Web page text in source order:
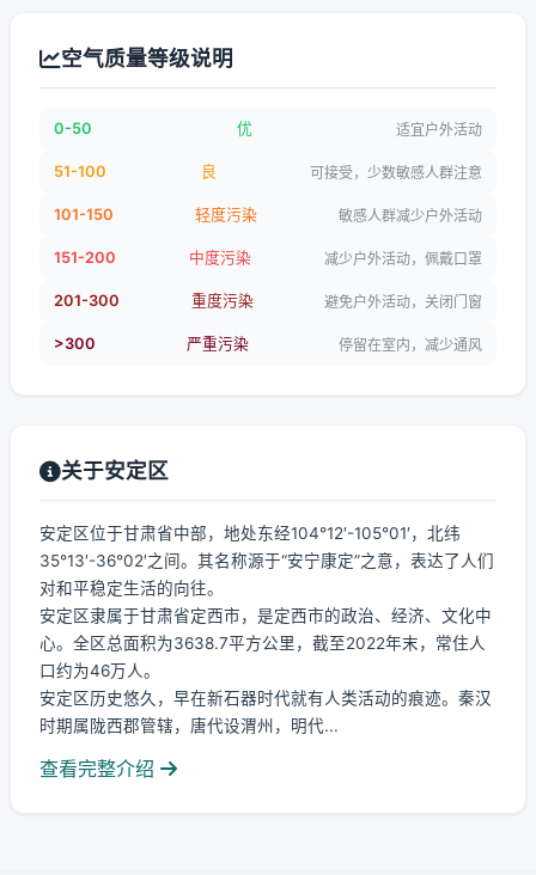
空气质量等级说明
0-50 优 适宜户外活动
51-100 良 可接受，少数敏感人群注意
101-150 轻度污染 敏感人群减少户外活动
151-200 中度污染 减少户外活动，佩戴口罩
201-300 重度污染 避免户外活动，关闭门窗
>300 严重污染 停留在室内，减少通风
关于安定区
安定区位于甘肃省中部，地处东经104°12′-105°01′，北纬
35°13′-36°02′之间。其名称源于“安宁康定”之意，表达了人们
对和平稳定生活的向往。
安定区隶属于甘肃省定西市，是定西市的政治、经济、文化中
心。全区总面积为3638.7平方公里，截至2022年末，常住人
口约为46万人。
安定区历史悠久，早在新石器时代就有人类活动的痕迹。秦汉
时期属陇西郡管辖，唐代设渭州，明代...
查看完整介绍